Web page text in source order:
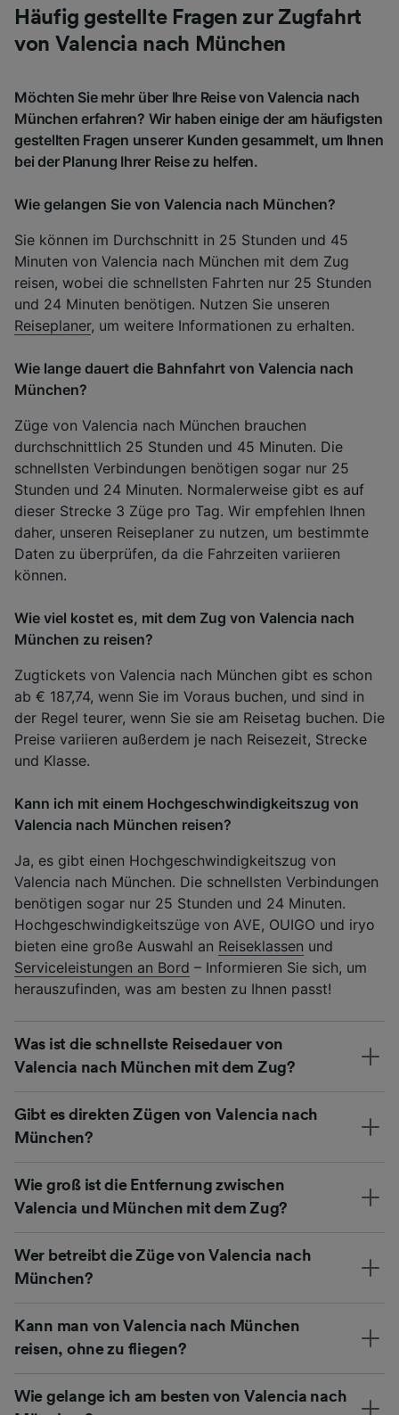
Häufig gestellte Fragen zur Zugfahrt
von Valencia nach München
Möchten Sie mehr über Ihre Reise von Valencia nach
München erfahren? Wir haben einige der am häufigsten
gestellten Fragen unserer Kunden gesammelt, um Ihnen
bei der Planung Ihrer Reise zu helfen.
Wie gelangen Sie von Valencia nach München?
Sie können im Durchschnitt in 25 Stunden und 45
Minuten von Valencia nach München mit dem Zug
reisen, wobei die schnellsten Fahrten nur 25 Stunden
und 24 Minuten benötigen. Nutzen Sie unseren
Reiseplaner, um weitere Informationen zu erhalten.
Wie lange dauert die Bahnfahrt von Valencia nach
München?
Züge von Valencia nach München brauchen
durchschnittlich 25 Stunden und 45 Minuten. Die
schnellsten Verbindungen benötigen sogar nur 25
Stunden und 24 Minuten. Normalerweise gibt es auf
dieser Strecke 3 Züge pro Tag. Wir empfehlen Ihnen
daher, unseren Reiseplaner zu nutzen, um bestimmte
Daten zu überprüfen, da die Fahrzeiten variieren
können.
Wie viel kostet es, mit dem Zug von Valencia nach
München zu reisen?
Zugtickets von Valencia nach München gibt es schon
ab € 187,74, wenn Sie im Voraus buchen, und sind in
der Regel teurer, wenn Sie sie am Reisetag buchen. Die
Preise variieren außerdem je nach Reisezeit, Strecke
und Klasse.
Kann ich mit einem Hochgeschwindigkeitszug von
Valencia nach München reisen?
Ja, es gibt einen Hochgeschwindigkeitszug von
Valencia nach München. Die schnellsten Verbindungen
benötigen sogar nur 25 Stunden und 24 Minuten.
Hochgeschwindigkeitszüge von AVE, OUIGO und iryo
bieten eine große Auswahl an Reiseklassen und
Serviceleistungen an Bord – Informieren Sie sich, um
herauszufinden, was am besten zu Ihnen passt!
Was ist die schnellste Reisedauer von
Valencia nach München mit dem Zug?
Gibt es direkten Zügen von Valencia nach
München?
Wie groß ist die Entfernung zwischen
Valencia und München mit dem Zug?
Wer betreibt die Züge von Valencia nach
München?
Kann man von Valencia nach München
reisen, ohne zu fliegen?
Wie gelange ich am besten von Valencia nach